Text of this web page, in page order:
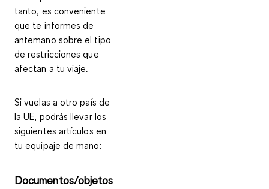
tanto, es conveniente
que te informes de
antemano sobre el tipo
de restricciones que
afectan a tu viaje.
Si vuelas a otro país de
la UE, podrás llevar los
siguientes artículos en
tu equipaje de mano:
Documentos/objetos